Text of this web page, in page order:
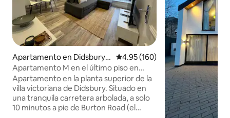
Apartamento en Didsbury E
ast
Calificación promedio: 4.95 de
4.95 (160)
Apartamento M en el último piso en
Didsbury
Apartamento en la planta superior de la
villa victoriana de Didsbury. Situado en
una tranquila carretera arbolada, a solo
10 minutos a pie de Burton Road (el